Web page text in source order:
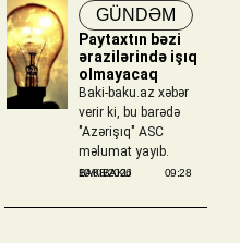
GÜNDƏM
Paytaxtın bəzi
ərazilərində işıq
olmayacaq
Baki-baku.az xəbər
verir ki, bu barədə
"Azərişıq" ASC
məlumat yayıb.
BAKIBAKU
10/08/2026 09:28